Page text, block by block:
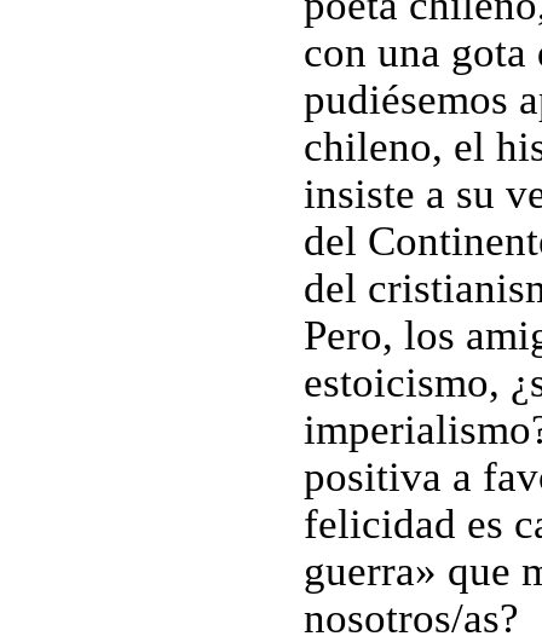
con una gota
pudiésemos
chileno, el
insiste a su
del
del
Pero, los
estoicismo,
positiva a
felicidad es
guerra» que
nosotros/as?